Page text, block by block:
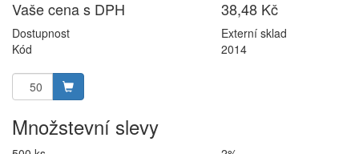
Vaše cena s DPH
38,48 Kč
Dostupnost
Externí sklad
Kód
2014
Množstevní slevy